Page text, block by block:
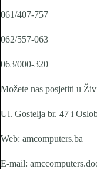
061/407-757
062/557-063
063/000-320
Možete nas posjetiti u
Ul. Gostelja br. 47 i
Web: amcomputers.ba
E-mail: